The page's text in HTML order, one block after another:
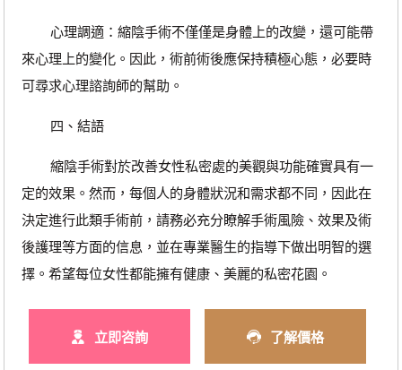
心理調適：縮陰手術不僅僅是身體上的改變，還可能帶
來心理上的變化。因此，術前術後應保持積極心態，必要時
可尋求心理諮詢師的幫助。
四、結語
縮陰手術對於改善女性私密處的美觀與功能確實具有一
定的效果。然而，每個人的身體狀況和需求都不同，因此在
決定進行此類手術前，請務必充分瞭解手術風險、效果及術
後護理等方面的信息，並在專業醫生的指導下做出明智的選
擇。希望每位女性都能擁有健康、美麗的私密花園。
立即咨詢 了解價格